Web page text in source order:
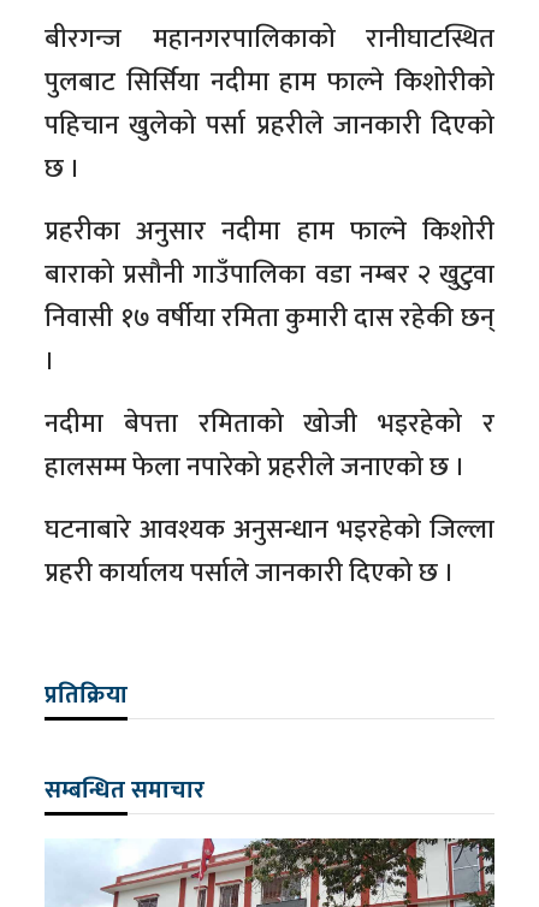
बीरगन्ज महानगरपालिकाको रानीघाटस्थित
पुलबाट सिर्सिया नदीमा हाम फाल्ने किशोरीको
पहिचान खुलेको पर्सा प्रहरीले जानकारी दिएको
छ ।
प्रहरीका अनुसार नदीमा हाम फाल्ने किशोरी
बाराको प्रसौनी गाउँपालिका वडा नम्बर २ खुटुवा
निवासी १७ वर्षीया रमिता कुमारी दास रहेकी छन्
।
नदीमा बेपत्ता रमिताको खोजी भइरहेको र
हालसम्म फेला नपारेको प्रहरीले जनाएको छ ।
घटनाबारे आवश्यक अनुसन्धान भइरहेको जिल्ला
प्रहरी कार्यालय पर्साले जानकारी दिएको छ ।
प्रतिक्रिया
सम्बन्धित समाचार